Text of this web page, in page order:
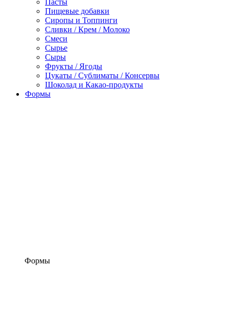
Пасты
Пищевые добавки
Сиропы и Топпинги
Сливки / Крем / Молоко
Смеси
Сырье
Сыры
Фрукты / Ягоды
Цукаты / Сублиматы / Консервы
Шоколад и Какао-продукты
Формы
Формы